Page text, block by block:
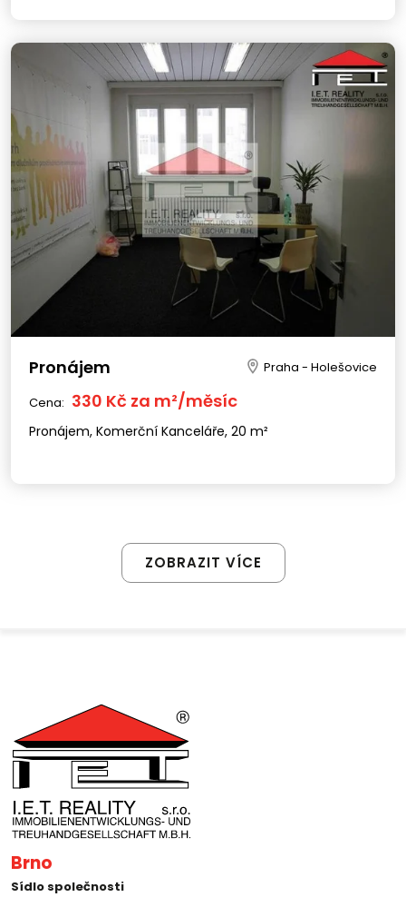
Pronájem Praha - Holešovice
Cena: 330 Kč za m²/měsíc
Pronájem, Komerční Kanceláře, 20 m²
ZOBRAZIT VÍCE
Brno
Sídlo společnosti